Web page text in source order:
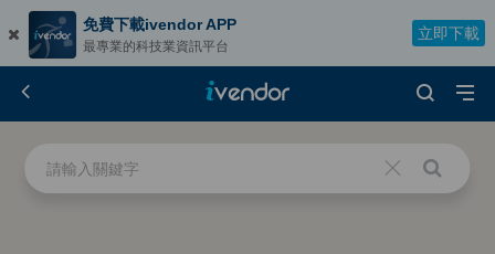
免費下載ivendor APP
最專業的科技業資訊平台
立即下載